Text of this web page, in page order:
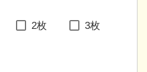
2枚 3枚